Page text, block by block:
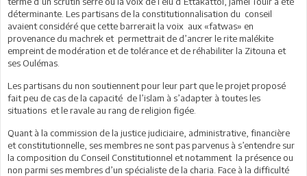
déterminante. Les partisans de la constitutionnalisation du conseil
avaient considéré que cette barrerait la voix aux «fatwas» en
provenance du machrek et permettrait de d’ancrer le rite malékite
empreint de modération et de tolérance et de réhabiliter la Zitouna et
ses Oulémas.
Les partisans du non soutiennent pour leur part que le projet proposé
fait peu de cas de la capacité de l’islam à s’adapter à toutes les
situations et le ravale au rang de religion figée.
Quant à la commission de la justice judiciaire, administrative, financière
et constitutionnelle, ses membres ne sont pas parvenus à s’entendre sur
la composition du Conseil Constitutionnel et notamment la présence ou
non parmi ses membres d’un spécialiste de la charia. Face à la difficulté